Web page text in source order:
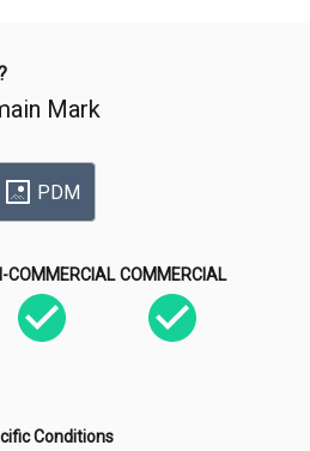
Mark
PDM
COMMERCIAL COMMERCIAL
Conditions